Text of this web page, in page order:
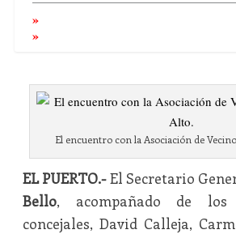
El encuentro con la Asociación de
EL PUERTO.-El Secretario
Bello, acompañado de los
concejales, David Calleja,